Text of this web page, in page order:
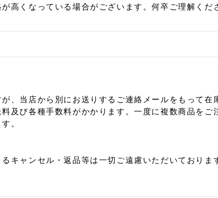
高くなっている場合がございます。何卒ご理解くだ
、当店から別にお送りするご連絡メールをもって在
及び各種手数料がかかります。一度に複数商品を
。
キャンセル・返品等は一切ご遠慮いただいておりま